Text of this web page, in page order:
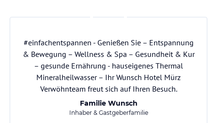
#einfachentspannen - Genießen Sie – Entspannung
& Bewegung – Wellness & Spa – Gesundheit & Kur
– gesunde Ernährung - hauseigenes Thermal
Mineralheilwasser – Ihr Wunsch Hotel Mürz
Verwöhnteam freut sich auf Ihren Besuch.
Familie Wunsch
Inhaber & Gastgeberfamilie